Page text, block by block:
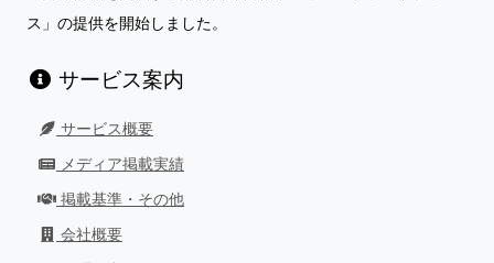
ス」の提供を開始しました。
サービス案内
サービス概要
メディア掲載実績
掲載基準・その他
会社概要